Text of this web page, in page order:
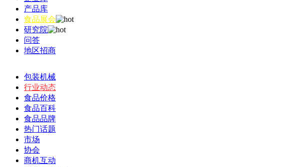
产品库
食品展会
研究院
问答
地区招商
包装机械
行业动态
食品价格
食品百科
食品品牌
热门话题
市场
协会
商机互动